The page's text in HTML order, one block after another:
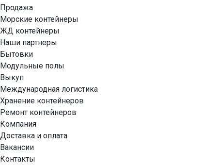
Продажа
Морские контейнеры
ЖД контейнеры
Наши партнеры
Бытовки
Модульные полы
Выкуп
Международная логистика
Хранение контейнеров
Ремонт контейнеров
Компания
Доставка и оплата
Вакансии
Контакты